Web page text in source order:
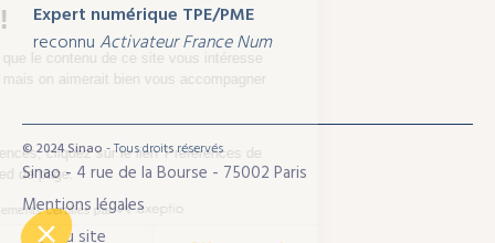
Expert numérique TPE/PME
reconnu Activateur France Num
© 2024 Sinao - Tous droits réservés
Sinao - 4 rue de la Bourse - 75002 Paris
Mentions légales